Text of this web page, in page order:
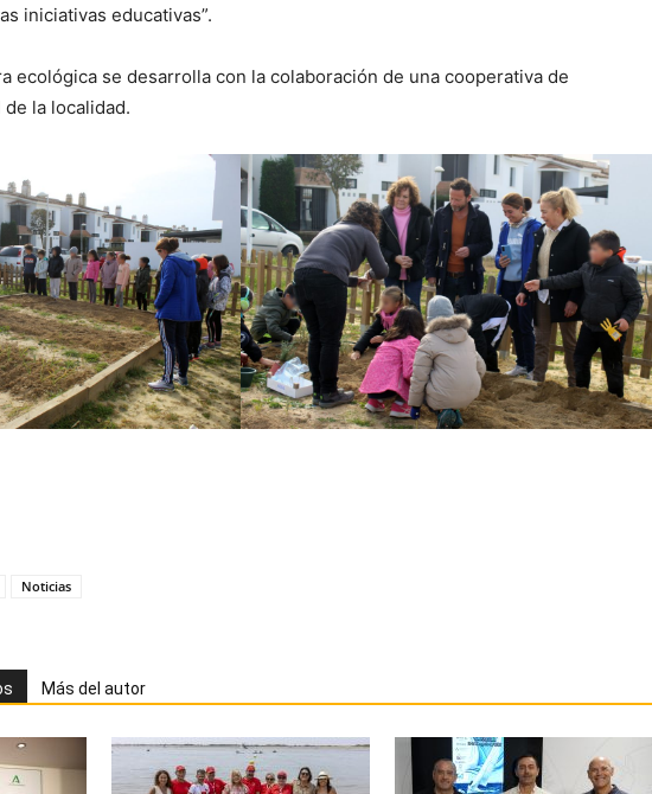
iniciativas educativas”.
ecológica se desarrolla con la colaboración de una cooperativa de
la localidad.
Noticias
Más del autor